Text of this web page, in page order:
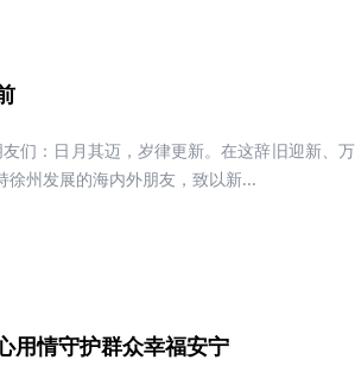
：日月其迈，岁律更新。在这辞旧迎新、
州发展的海内外朋友，致以新...
用情守护群众幸福安宁